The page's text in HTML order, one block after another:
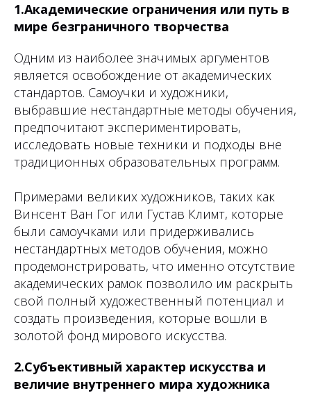
1.Академические ограничения или путь в
мире безграничного творчества
Одним из наиболее значимых аргументов
является освобождение от академических
стандартов. Самоучки и художники,
выбравшие нестандартные методы обучения,
предпочитают экспериментировать,
исследовать новые техники и подходы вне
традиционных образовательных программ.
Примерами великих художников, таких как
Винсент Ван Гог или Густав Климт, которые
были самоучками или придерживались
нестандартных методов обучения, можно
продемонстрировать, что именно отсутствие
академических рамок позволило им раскрыть
свой полный художественный потенциал и
создать произведения, которые вошли в
золотой фонд мирового искусства.
2.Субъективный характер искусства и
величие внутреннего мира художника